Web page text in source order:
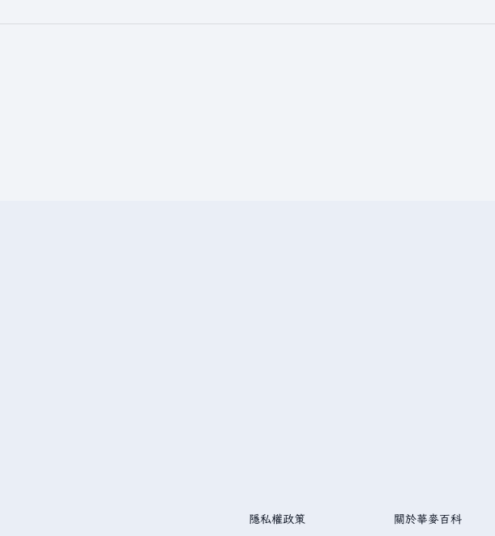
隱私權政策 關於華麥百科